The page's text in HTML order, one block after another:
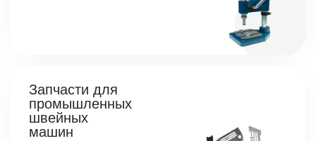
Запчасти для
промышленных
швейных
машин